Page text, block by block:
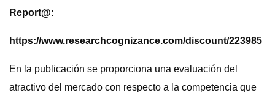
Report@:
https://www.researchcognizance.com/discount/223985
En la publicación se proporciona una evaluación del
atractivo del mercado con respecto a la competencia que